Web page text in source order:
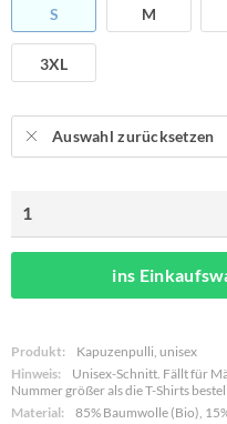
S M
3XL
Auswahl zurücksetzen
ins
Produkt:
Kapuzenpulli, unisex
Hinweis:
Unisex-Schnitt. Fällt für
Nummer größer als die T-Shirts
Material:
85% Baumwolle (Bio),